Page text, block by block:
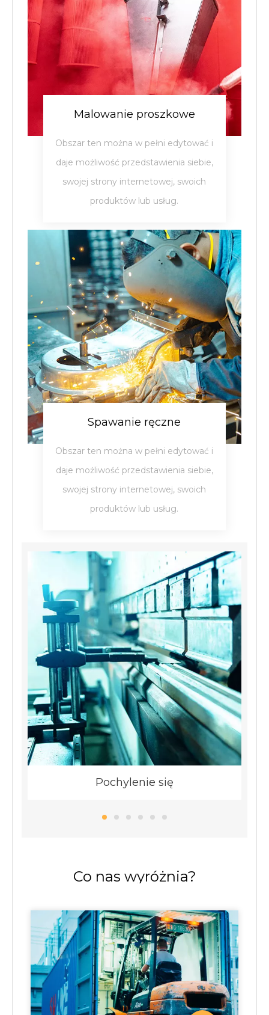
Malowanie proszkowe
Obszar ten można w pełni edytować i
daje możliwość przedstawienia siebie,
swojej strony internetowej, swoich
produktów lub usług.
Spawanie ręczne
Obszar ten można w pełni edytować i
daje możliwość przedstawienia siebie,
swojej strony internetowej, swoich
produktów lub usług.
Pochylenie się
Co nas wyróżnia?